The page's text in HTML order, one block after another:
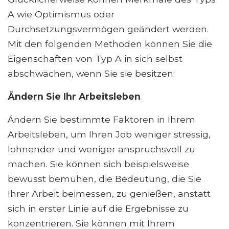
A wie Optimismus oder
Durchsetzungsvermögen geändert werden.
Mit den folgenden Methoden können Sie die
Eigenschaften von Typ A in sich selbst
abschwächen, wenn Sie sie besitzen:
Ändern Sie Ihr Arbeitsleben
Ändern Sie bestimmte Faktoren in Ihrem
Arbeitsleben, um Ihren Job weniger stressig,
lohnender und weniger anspruchsvoll zu
machen. Sie können sich beispielsweise
bewusst bemühen, die Bedeutung, die Sie
Ihrer Arbeit beimessen, zu genießen, anstatt
sich in erster Linie auf die Ergebnisse zu
konzentrieren. Sie können mit Ihrem